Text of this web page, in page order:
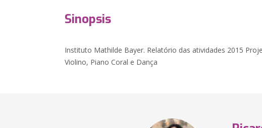
Sinopsis
Instituto Mathilde Bayer. Relatório das atividades 2015
Violino, Piano Coral e Dança